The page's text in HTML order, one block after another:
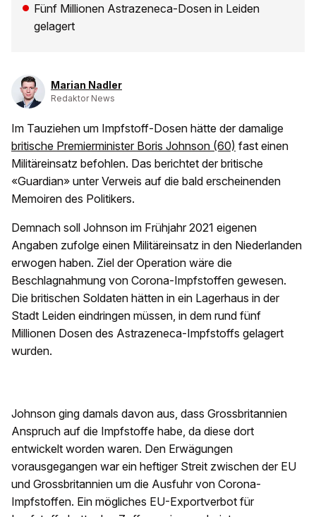
Fünf Millionen Astrazeneca-Dosen in Leiden
gelagert
Marian Nadler
Redaktor News
Im Tauziehen um Impfstoff-Dosen hätte der damalige
britische Premierminister Boris Johnson (60) fast einen
Militäreinsatz befohlen. Das berichtet der britische
«Guardian» unter Verweis auf die bald erscheinenden
Memoiren des Politikers.
Demnach soll Johnson im Frühjahr 2021 eigenen
Angaben zufolge einen Militäreinsatz in den Niederlanden
erwogen haben. Ziel der Operation wäre die
Beschlagnahmung von Corona-Impfstoffen gewesen.
Die britischen Soldaten hätten in ein Lagerhaus in der
Stadt Leiden eindringen müssen, in dem rund fünf
Millionen Dosen des Astrazeneca-Impfstoffs gelagert
wurden.
Johnson ging damals davon aus, dass Grossbritannien
Anspruch auf die Impfstoffe habe, da diese dort
entwickelt worden waren. Den Erwägungen
vorausgegangen war ein heftiger Streit zwischen der EU
und Grossbritannien um die Ausfuhr von Corona-
Impfstoffen. Ein mögliches EU-Exportverbot für